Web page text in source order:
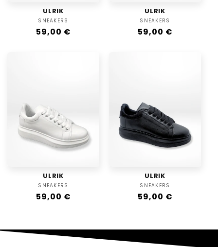
ULRIK
Distributeur :
SNEAKERS
Prix
59,00 €
ULRIK
Distributeur :
SNEAKERS
Prix
59,00 €
ULRIK
Distributeur :
SNEAKERS
Prix
59,00 €
ULRIK
Distributeur :
SNEAKERS
Prix
59,00 €